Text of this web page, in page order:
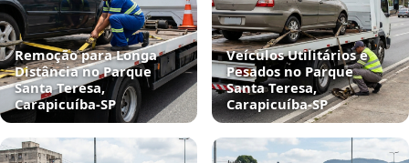
Remoção para Longa
Distância no Parque
Santa Teresa,
Carapicuíba‑SP
Veículos Utilitários e
Pesados no Parque
Santa Teresa,
Carapicuíba‑SP